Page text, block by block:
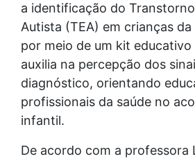
a identificação do
Autista (TEA) em crianças
por meio de um kit educativo
auxilia na percepção dos
diagnóstico, orientando
profissionais da saúde no
infantil.
De acordo com a professora